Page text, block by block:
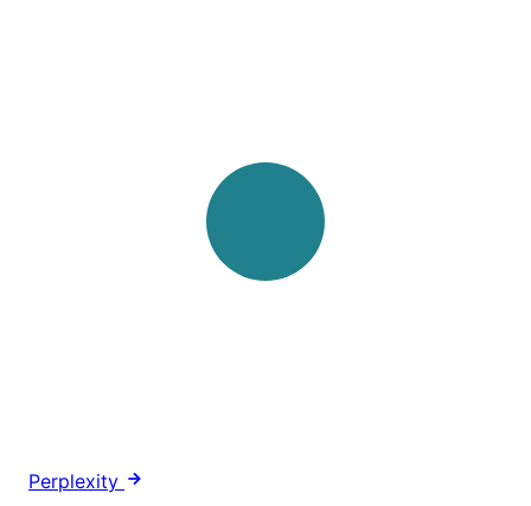
Perplexity